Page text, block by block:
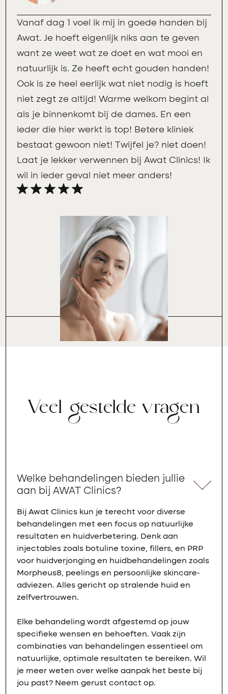
Vanaf dag 1 voel ik mij in goede handen bij
Awat. Je hoeft eigenlijk niks aan te geven
want ze weet wat ze doet en wat mooi en
natuurlijk is. Ze heeft echt gouden handen!
Ook is ze heel eerlijk wat niet nodig is hoeft
niet zegt ze altijd! Warme welkom begint al
als je binnenkomt bij de dames. En een
ieder die hier werkt is top! Betere kliniek
bestaat gewoon niet! Twijfel je? niet doen!
Laat je lekker verwennen bij Awat Clinics! Ik
wil in ieder geval niet meer anders!
Veel gestelde vragen
Welke behandelingen bieden jullie
aan bij AWAT Clinics?
Bij Awat Clinics kun je terecht voor diverse
behandelingen met een focus op natuurlijke
resultaten en huidverbetering. Denk aan
injectables zoals botuline toxine, fillers, en PRP
voor huidverjonging en huidbehandelingen zoals
Morpheus8, peelings en persoonlijke skincare-
adviezen. Alles gericht op stralende huid en
zelfvertrouwen.
Elke behandeling wordt afgestemd op jouw
specifieke wensen en behoeften. Vaak zijn
combinaties van behandelingen essentieel om
natuurlijke, optimale resultaten te bereiken. Wil
je meer weten over welke aanpak het beste bij
jou past? Neem gerust contact op.